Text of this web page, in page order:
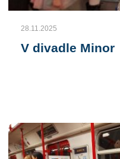
28.11.2025
V divadle Minor